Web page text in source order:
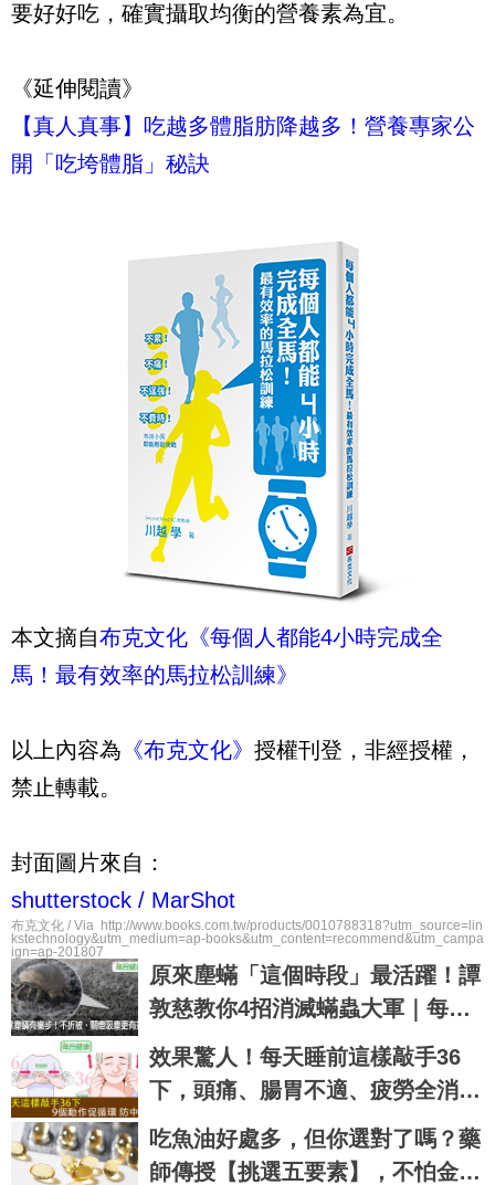
要好好吃，確實攝取均衡的營養素為宜。
《延伸閱讀》
【真人真事】吃越多體脂肪降越多！營養專家公
開「吃垮體脂」秘訣
本文摘自布克文化《每個人都能4小時完成全
馬！最有效率的馬拉松訓練》
以上內容為 《布克文化》 授權刊登，非經授權，
禁止轉載。
封面圖片來自：
shutterstock / MarShot
布克文化 / Via http://www.books.com.tw/products/0010788318?utm_source=lin
kstechnology&utm_medium=ap-books&utm_content=recommend&utm_campa
ign=ap-201807
原來塵蟎「這個時段」最活躍！譚
敦慈教你4招消滅蟎蟲大軍｜每日
健康 Health
效果驚人！每天睡前這樣敲手36
下，頭痛、腸胃不適、疲勞全消
失，還能預防腦中風！｜每日健康
Health
吃魚油好處多，但你選對了嗎？藥
師傳授【挑選五要素】，不怕金屬